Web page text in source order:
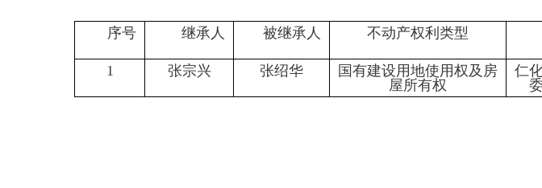
序号 继承人 被继承人 不动产权利类型
1 张宗兴 张绍华
国有建设用地使用权及房
屋所有权
仁